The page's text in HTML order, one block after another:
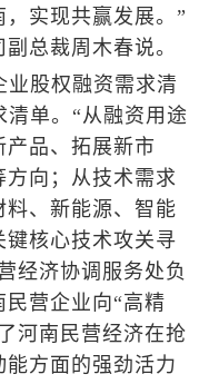
实现共赢发展。”
总裁周木春说。
股权融资需求清
清单。“从融资用途
品、拓展新市
向；从技术需求
、新能源、智能
核心技术攻关寻
经济协调服务处负
营企业向“高精
河南民营经济在抢
方面的强劲活力